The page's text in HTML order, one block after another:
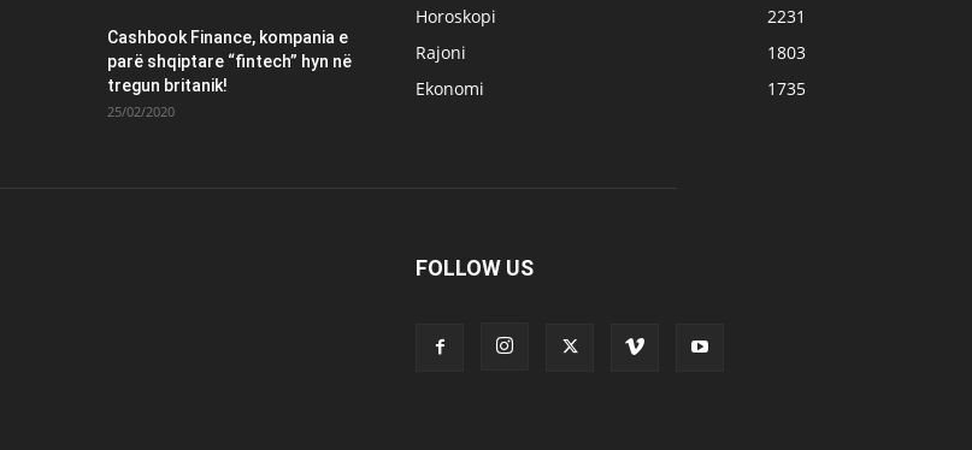
Cashbook Finance, kompania e
parë shqiptare “fintech” hyn në
tregun britanik!
25/02/2020
Horoskopi
2231
Rajoni
1803
Ekonomi
1735
FOLLOW US